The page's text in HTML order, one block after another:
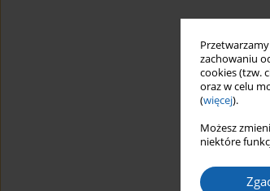
zachowaniu
cookies (tzw.
oraz w celu
(więcej).
Możesz
niektóre